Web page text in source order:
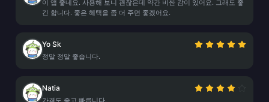
이 앱 좋네요. 사용해 보니 괜찮은데 약간 비싼 감이 있어요. 그래도 좋
긴 합니다. 좋은 혜택을 좀 더 주면 좋겠어요.
Yo Sk
정말 정말 좋습니다.
Natia
가격도 좋고 빠릅니다.